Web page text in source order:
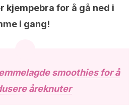
kjempebra for å gå ned i
i gang!
smoothies for å
åreknuter